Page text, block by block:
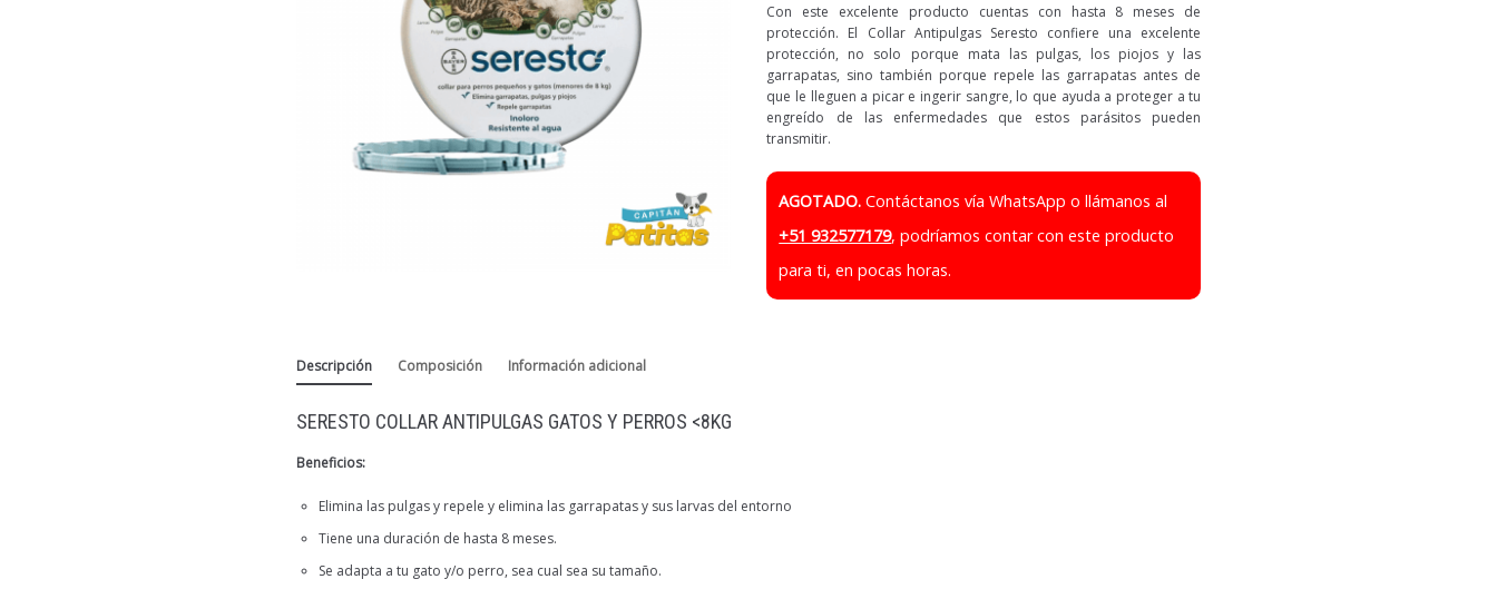
Con este excelente producto cuentas con hasta 8 meses de
protección. El Collar Antipulgas Seresto confiere una excelente
protección, no solo porque mata las pulgas, los piojos y las
garrapatas, sino también porque repele las garrapatas antes de
que le lleguen a picar e ingerir sangre, lo que ayuda a proteger a tu
engreído de las enfermedades que estos parásitos pueden
transmitir.
AGOTADO. Contáctanos vía WhatsApp o llámanos al
+51 932577179, podríamos contar con este producto
para ti, en pocas horas.
Descripción Composición Información adicional
SERESTO COLLAR ANTIPULGAS GATOS Y PERROS <8KG
Beneficios:
Elimina las pulgas y repele y elimina las garrapatas y sus larvas del entorno
Tiene una duración de hasta 8 meses.
Se adapta a tu gato y/o perro, sea cual sea su tamaño.